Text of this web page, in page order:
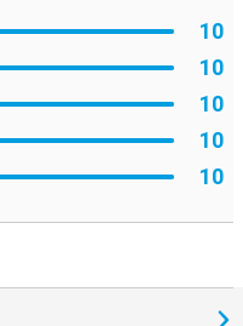
10
10
10
10
10